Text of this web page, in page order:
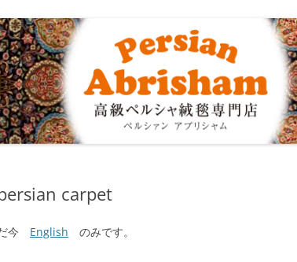
ス
キ
ッ
carpet
今 English のみです。